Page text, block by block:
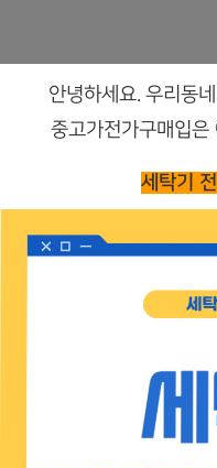
안녕하세요. 우리동
중고가전가구매입
세탁기